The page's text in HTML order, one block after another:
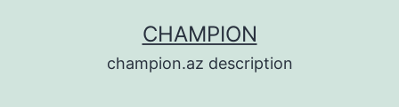
содержимому
CHAMPION
champion.az description